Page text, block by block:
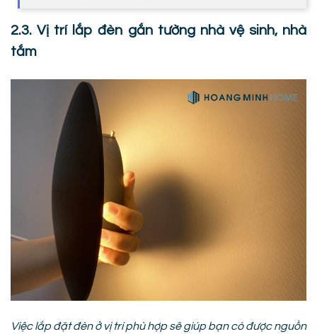
2.3. Vị trí lắp đèn gắn tường nhà vệ sinh, nhà
tắm
Việc lắp đặt đèn ở vị trí phù hợp sẽ giúp bạn có được nguồn